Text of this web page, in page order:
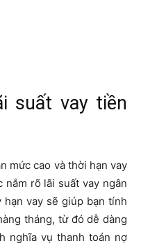
suất vay tiền